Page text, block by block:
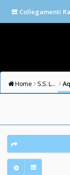
Collegamenti
Home S.S. LAZIO FORUM